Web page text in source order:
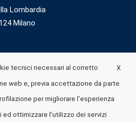
Lombardia
Milano
X
tecnici necessari al corretto
web e, previa accettazione da parte
per migliorare l’esperienza
ottimizzare l’utilizzo dei servizi